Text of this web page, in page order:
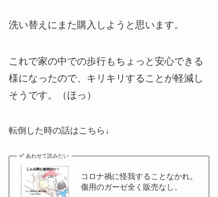
洗い替えにまた購入しようと思います。
これで家の中での歩行もちょっと安心できる
様になったので、キリキリすることが軽減し
そうです。（ほっ）
転倒した時の話はこちら↓
あわせて読みたい
コロナ禍に怪我することなかれ。
傷用のガーゼ全く販売なし。